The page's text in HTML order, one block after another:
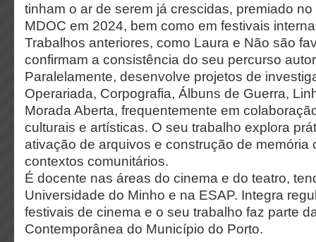
tinham o ar de serem já crescidas, premiado
MDOC em 2024, bem como em festivais
Trabalhos anteriores, como Laura e Não são
confirmam a consistência do seu percurso
Paralelamente, desenvolve projetos de
Operariada, Corpografia, Álbuns de Guerra,
Morada Aberta, frequentemente em
culturais e artísticas. O seu trabalho explora
ativação de arquivos e construção de memória
contextos comunitários.
É docente nas áreas do cinema e do teatro,
Universidade do Minho e na ESAP. Integra
festivais de cinema e o seu trabalho faz parte
Contemporânea do Município do Porto.